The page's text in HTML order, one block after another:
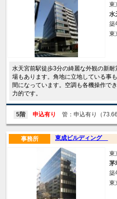
東
水
築
東
水天宮前駅徒歩3分の綺麗な外観の新
場もあります。角地に立地している事
間になっています。空調も各機操作で
力的です。
5階 申込有り 管：申込有り（73.66
東成ビルディング
事務所
東
茅
築
東